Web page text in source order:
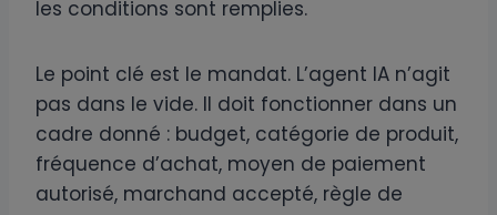
les conditions sont remplies.
Le point clé est le mandat. L’agent IA n’agit
pas dans le vide. Il doit fonctionner dans un
cadre donné : budget, catégorie de produit,
fréquence d’achat, moyen de paiement
autorisé, marchand accepté, règle de